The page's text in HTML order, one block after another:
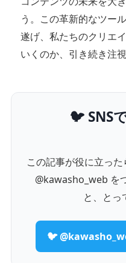
う。この革新的なツー
遂げ、私たちのクリエ
いくのか、引き続き注
🐦 SNS
この記事が役に立った
@kawasho_web を
と、とっ
🐦